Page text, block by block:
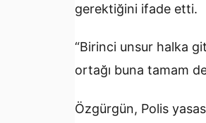
gerektiğini ifade etti.
“Birinci unsur halka
ortağı buna tamam
Özgürgün, Polis